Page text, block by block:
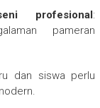
profesional:
pameran
dan siswa perlu